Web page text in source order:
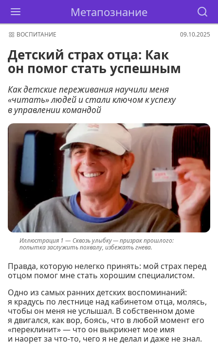
Метапознание
ВОСПИТАНИЕ 09.10.2025
Детский страх отца: Как
он помог стать успешным
Как детские переживания научили меня
«читать» людей и стали ключом к успеху
в управлении командой
Сквозь улыбку — призрак прошлого:
попытка заслужить похвалу, избежать гнева.
Правда, которую нелегко принять: мой страх перед
отцом помог мне стать хорошим специалистом.
Одно из самых ранних детских воспоминаний:
я крадусь по лестнице над кабинетом отца, молясь,
чтобы он меня не услышал. В собственном доме
я двигался, как вор, боясь, что в любой момент его
«переклинит» — что он выкрикнет мое имя
и наорет за что-то, чего я не делал и даже не знал.